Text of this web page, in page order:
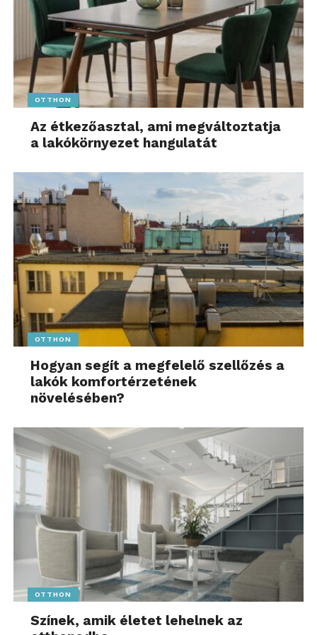
felelősségi körök elmosódása, az érzékeny adatok
nem megfelelő kezelése, a külső API-k felé történő
véletlen adatszivárgás, valamint a reasoning (érvelés)
hibái lehetnek.
„A vállalatoknak most
kell eldönteniük, milyen
jogköröket az
agenteknek, és hol
tartják meg az emberi
kontrollt. A ‘human-in-
the-loop’ megoldás lesz
az egyik legfontosabb
védekezési pont”
– hangsúlyozza Geiger Tamás.
Nem a jövő, ez már a jelen: aki
OTTHON
Az étkezőasztal, ami megváltoztatja
a lakókörnyezet hangulatát
OTTHON
Hogyan segít a megfelelő szellőzés a
lakók komfortérzetének
növelésében?
OTTHON
Színek, amik életet lehelnek az